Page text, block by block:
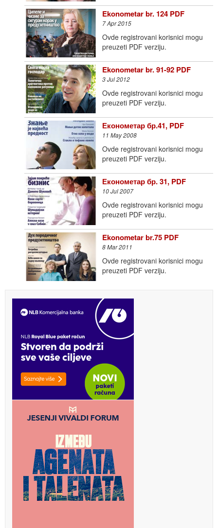
Ekonometar br. 124 PDF
7 Apr 2015
Ovde registrovani korisnici mogu
preuzeti PDF verziju.
Ekonometar br. 91-92 PDF
3 Jul 2012
Ovde registrovani korisnici mogu
preuzeti PDF verziju.
Економетар бр.41, PDF
11 May 2008
Ovde registrovani korisnici mogu
preuzeti PDF verziju.
Економетар бр. 31, PDF
10 Jul 2007
Ovde registrovani korisnici mogu
preuzeti PDF verziju.
Ekonometar br.75 PDF
8 Mar 2011
Ovde registrovani korisnici mogu
preuzeti PDF verziju.